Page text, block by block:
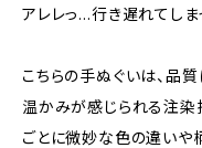
アレレっ…行き遅れてしま
こちらの手ぬぐいは、品
温かみが感じられる注染
ごとに微妙な色の違いや